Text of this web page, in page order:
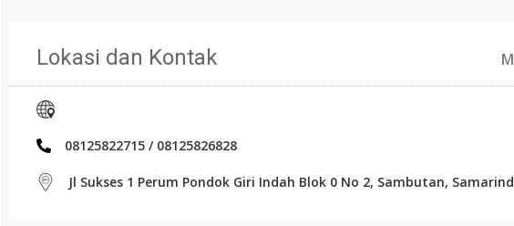
Lokasi dan Kontak
08125822715 / 08125826828
Jl Sukses 1 Perum Pondok Giri Indah Blok 0 No 2, Sambutan,